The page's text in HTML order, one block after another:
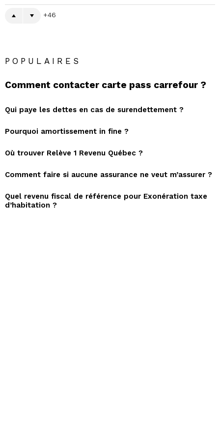
46
POPULAIRES
Comment contacter carte pass carrefour ?
Qui paye les dettes en cas de surendettement ?
Pourquoi amortissement in fine ?
Où trouver Relève 1 Revenu Québec ?
Comment faire si aucune assurance ne veut m’assurer ?
Quel revenu fiscal de référence pour Exonération taxe
d’habitation ?